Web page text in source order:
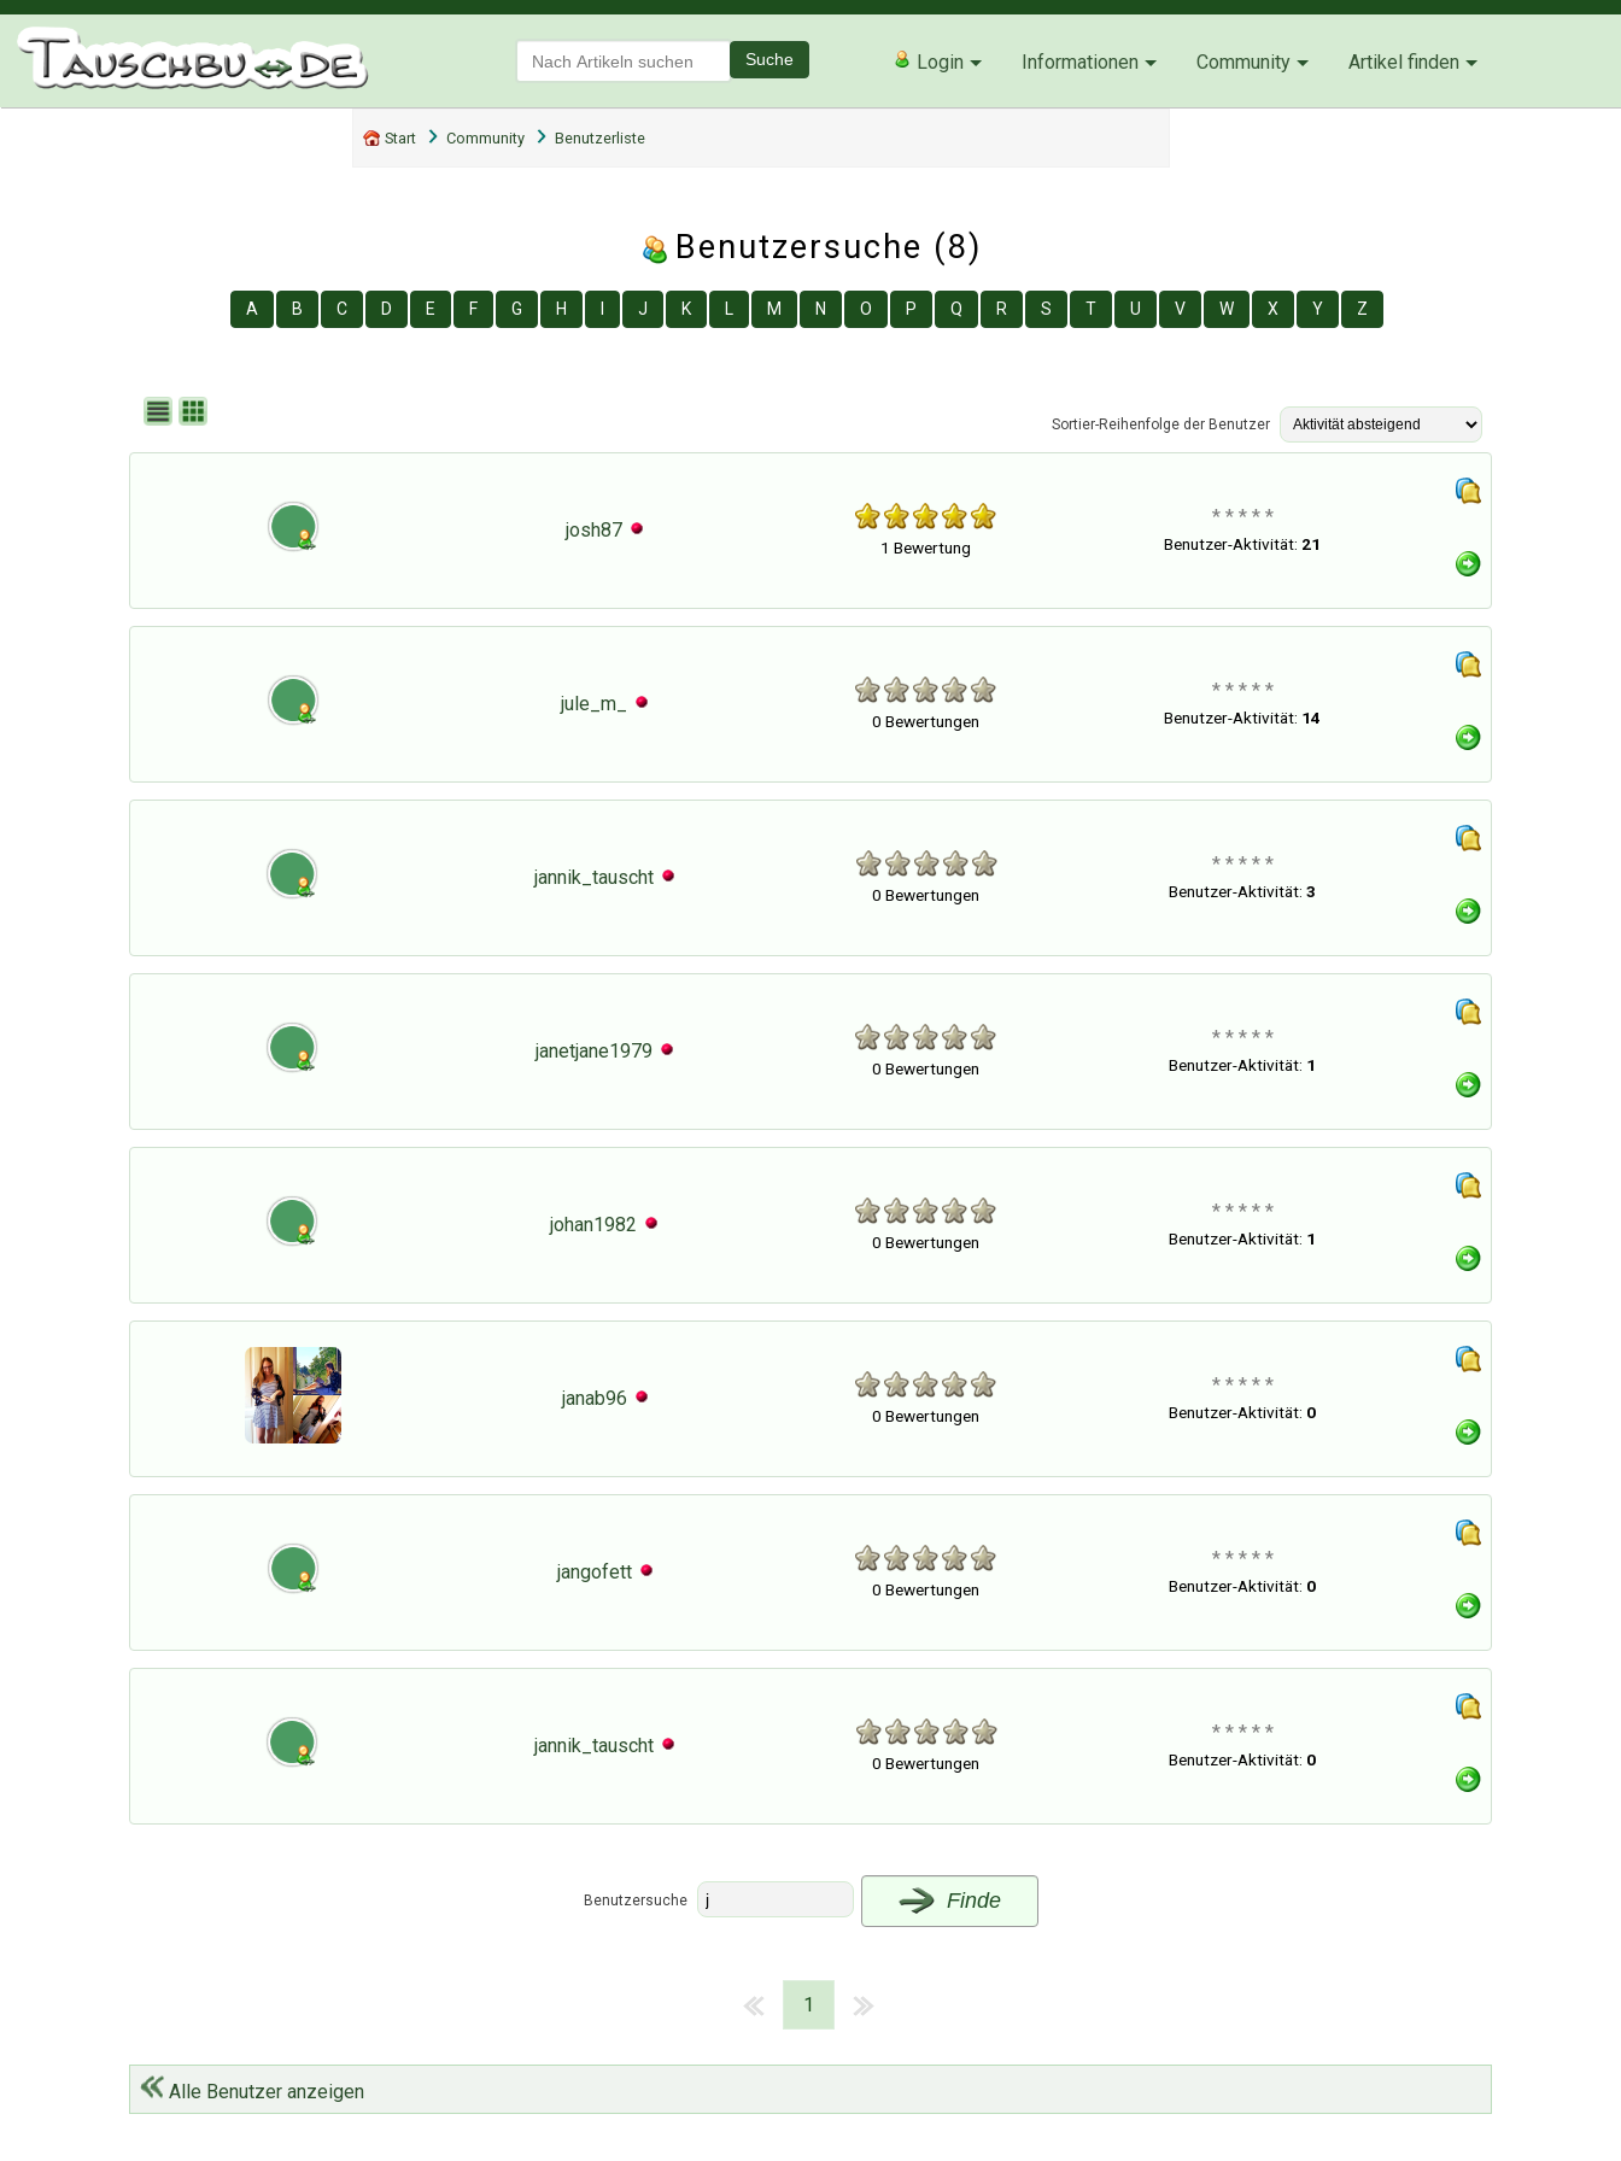
Suche Login Informationen Community Artikel finden
Start Community Benutzerliste
Benutzersuche (8)
A B C D E F G H I J K L M N O P Q R S T U V W X Y Z
Sortier-Reihenfolge der Benutzer
josh87
1 Bewertung
* * * * *
Benutzer-Aktivität: 21
jule_m_
0 Bewertungen
* * * * *
Benutzer-Aktivität: 14
jannik_tauscht
0 Bewertungen
* * * * *
Benutzer-Aktivität: 3
janetjane1979
0 Bewertungen
* * * * *
Benutzer-Aktivität: 1
johan1982
0 Bewertungen
* * * * *
Benutzer-Aktivität: 1
janab96
0 Bewertungen
* * * * *
Benutzer-Aktivität: 0
jangofett
0 Bewertungen
* * * * *
Benutzer-Aktivität: 0
jannik_tauscht
0 Bewertungen
* * * * *
Benutzer-Aktivität: 0
Benutzersuche Finde
1
Alle Benutzer anzeigen